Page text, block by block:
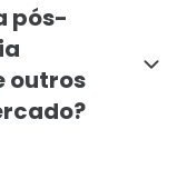
pós-
outros